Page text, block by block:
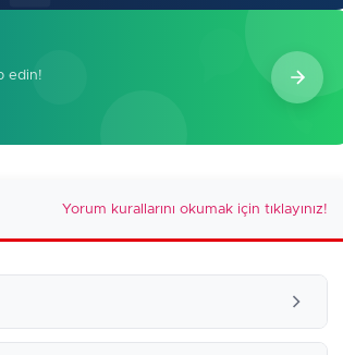
edin!
Yorum kurallarını okumak için tıklayınız!